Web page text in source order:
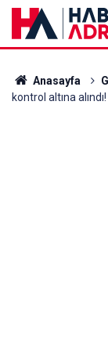
Anasayfa
kontrol altına alındı!